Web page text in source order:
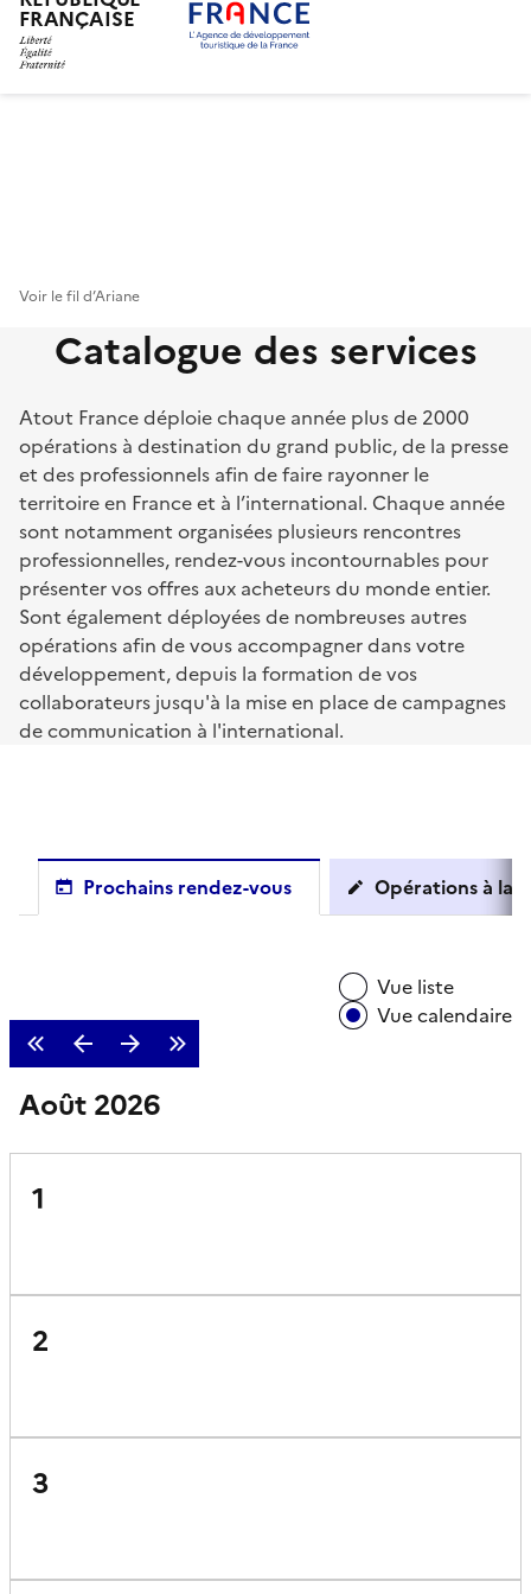
FRANÇAISE
Voir le fil d’Ariane
Catalogue des services
Atout France déploie chaque année plus de 2000
opérations à destination du grand public, de la presse
et des professionnels afin de faire rayonner le
territoire en France et à l’international. Chaque année
sont notamment organisées plusieurs rencontres
professionnelles, rendez-vous incontournables pour
présenter vos offres aux acheteurs du monde entier.
Sont également déployées de nombreuses autres
opérations afin de vous accompagner dans votre
développement, depuis la formation de vos
collaborateurs jusqu'à la mise en place de campagnes
de communication à l'international.
Prochains rendez-vous Opérations à la
Vue liste
Vue calendaire
Août 2026
1
2
3